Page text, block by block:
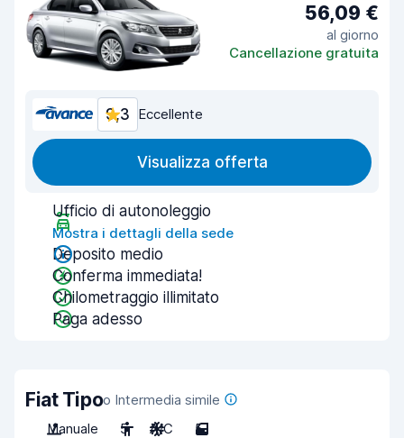
56,09 €
al giorno
Cancellazione gratuita
9,3 Eccellente
Visualizza offerta
Ufficio di autonoleggio
Mostra i dettagli della sede
Deposito medio
Conferma immediata!
Chilometraggio illimitato
Paga adesso
Fiat Tipoo Intermedia simile
Manuale
5 A/C 5